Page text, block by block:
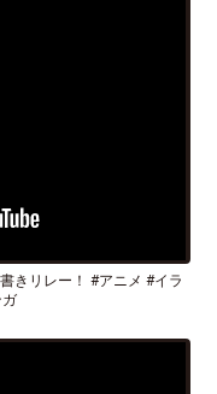
きリレー！ #アニメ #イラ
ガ